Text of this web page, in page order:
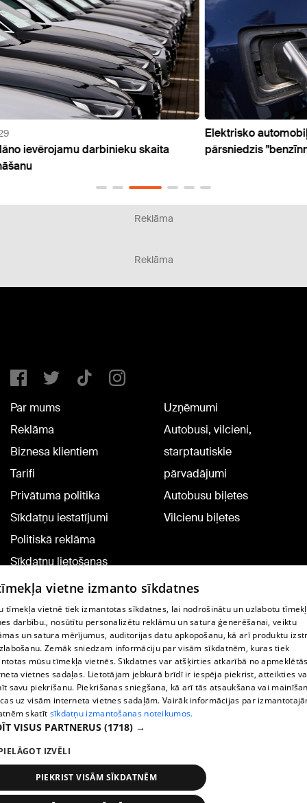
Elektrisko automobiļu skaits Norvēģijā
pārsniedzis "benzīnnieku" skaitu
Auto
Reklāma
Reklāma
Par mums
Reklāma
Biznesa klientiem
Tarifi
Privātuma politika
Sīkdatņu iestatījumi
Politiskā reklāma
Sīkdatņu lietošanas
noteikumi
Komentāru pievienošana
Uzņēmumi
Autobusi, vilcieni,
starptautiskie
pārvadājumi
Autobusu biļetes
Vilcienu biļetes
TV programma
Līguma noteikumi
360 Ziņu kontakti
Helio Media
Portāla palīdzības dienests: e-pasts -
All rights reserved.
vietne izmanto sīkdatnes
tīmekļa vietnē tiek izmantotas sīkdatnes, lai nodrošinātu un uzlabotu
darbību., nosūtītu personalizētu reklāmu un satura ģenerēšanai, veiktu
un satura mērījumus, auditorijas datu apkopošanu, kā arī produktu
Zemāk sniedzam informāciju par visām sīkdatnēm, kuras tiek
mūsu tīmekļa vietnēs. Sīkdatnes var atšķirties atkarībā no
vietnes sadaļas. Lietotājam jebkurā brīdī ir iespēja piekrist, atteikties
savu piekrišanu. Piekrišanas sniegšana, kā arī tās atsaukšana vai
uz visām interneta vietnes sadaļām. Vairāk informācijas par
skatīt sīkdatņu izmantošanas noteikumos.
VISUS PARTNERUS (1718) →
IZVĒLI
PIEKRIST VISĀM SĪKDATNĒM